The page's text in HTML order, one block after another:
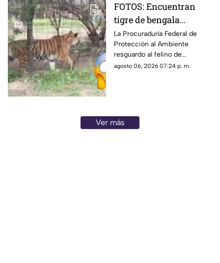
FOTOS: Encuentran
tigre de bengala
durante operativo en
Zacatecas ¿Era de un
líder criminal?
La Procuraduría Federal de
Protección al Ambiente
resguardo al felino de
aproximadamente dos años de
agosto 06, 2026 07:24 p. m.
Ver más